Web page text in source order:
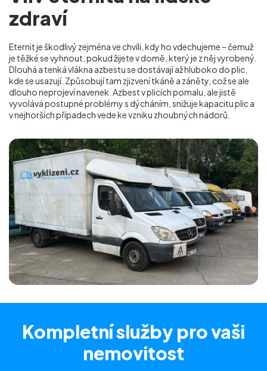
zdraví
Eternit je škodlivý zejména ve chvíli, kdy ho vdechujeme – čemuž
je těžké se vyhnout, pokud žijete v domě, který je z něj vyrobený.
Dlouhá a tenká vlákna azbestu se dostávají až hluboko do plic,
kde se usazují. Způsobují tam zjizvení tkáně a záněty, což se ale
dlouho neprojeví navenek. Azbest v plicích pomalu, ale jistě
vyvolává postupné problémy s dýcháním, snižuje kapacitu plic a
v nejhorších případech vede ke vzniku zhoubných nádorů.
Kompletní služby pro vaši
nemovitost